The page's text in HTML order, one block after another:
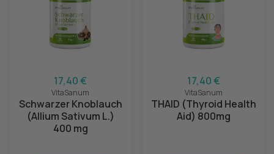
17,40 €
VitaSanum
Schwarzer Knoblauch
(Allium Sativum L.)
400 mg
17,40 €
VitaSanum
THAID (Thyroid Health
Aid) 800mg